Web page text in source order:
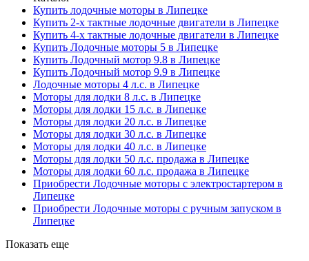
Купить лодочные моторы в Липецке
Купить 2-х тактные лодочные двигатели в Липецке
Купить 4-х тактные лодочные двигатели в Липецке
Купить Лодочные моторы 5 в Липецке
Купить Лодочный мотор 9.8 в Липецке
Купить Лодочный мотор 9.9 в Липецке
Лодочные моторы 4 л.с. в Липецке
Моторы для лодки 8 л.с. в Липецке
Моторы для лодки 15 л.с. в Липецке
Моторы для лодки 20 л.с. в Липецке
Моторы для лодки 30 л.с. в Липецке
Моторы для лодки 40 л.с. в Липецке
Моторы для лодки 50 л.с. продажа в Липецке
Моторы для лодки 60 л.с. продажа в Липецке
Приобрести Лодочные моторы с электростартером в
Липецке
Приобрести Лодочные моторы с ручным запуском в
Липецке
Показать еще